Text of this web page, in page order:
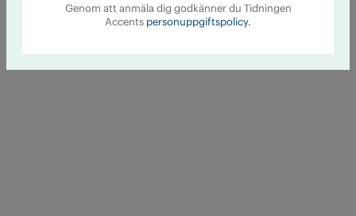
Genom att anmäla dig godkänner du Tidningen
Accents personuppgiftspolicy.